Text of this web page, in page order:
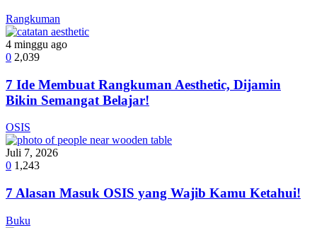
Rangkuman
4 minggu ago
0 2,039
7 Ide Membuat Rangkuman Aesthetic, Dijamin
Bikin Semangat Belajar!
OSIS
Juli 7, 2026
0 1,243
7 Alasan Masuk OSIS yang Wajib Kamu Ketahui!
Buku